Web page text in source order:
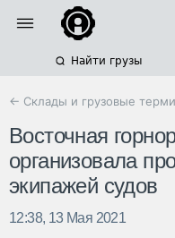
Найти грузы
← Склады и грузовые
Восточная
организовала
экипажей судов
12:38, 13 Мая 2021